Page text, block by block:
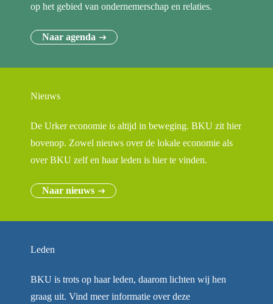
op het gebied van ondernemerschap en relaties.
Naar agenda
Nieuws
De Urker economie is altijd in beweging. BKU zit hier
bovenop. Zowel nieuws over de lokale economie als
over BKU zelf en haar leden is hier te vinden.
Naar nieuws
Leden
BKU is trots op haar leden, daarom lichten wij hen
graag uit. Vind meer informatie over deze